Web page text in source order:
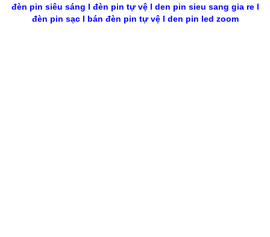
đèn pin siêu sáng l đèn pin tự vệl den pin sieu sang gia rel
đèn pin sạcl bán đèn pin tự vệl den pin led zoom